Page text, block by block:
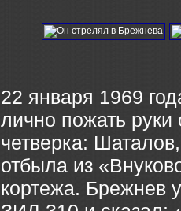
22 января 1969
лично пожать
четверка:
отбыла из
кортежа. Брежнев